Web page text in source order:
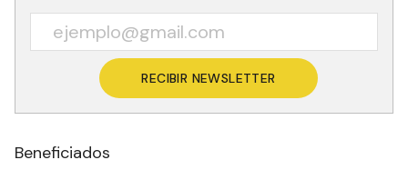
RECIBIR NEWSLETTER
Beneficiados